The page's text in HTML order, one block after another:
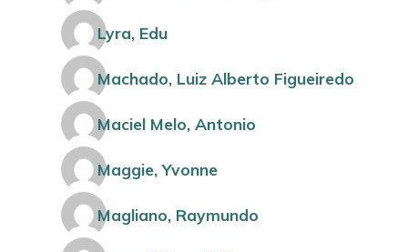
Lyra, Edu
Machado, Luiz Alberto Figueiredo
Maciel Melo, Antonio
Maggie, Yvonne
Magliano, Raymundo